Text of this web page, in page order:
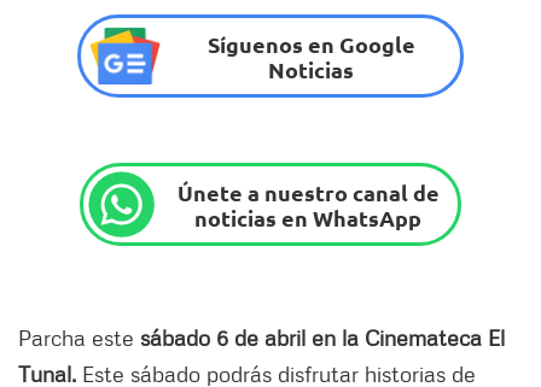
Síguenos en Google
Noticias
Únete a nuestro canal de
noticias en WhatsApp
Parcha este sábado 6 de abril en la Cinemateca El
Tunal. Este sábado podrás disfrutar historias de